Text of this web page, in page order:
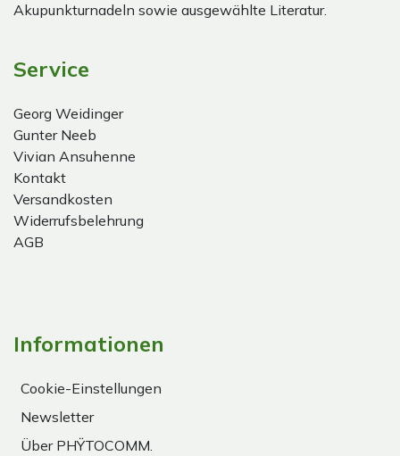
Akupunkturnadeln sowie ausgewählte Literatur.
Service
Georg Weidinger
Gunter Neeb
Vivian Ansuhenne
Kontakt
Versandkosten
Widerrufsbelehrung
AGB
Informationen
Cookie-Einstellungen
Newsletter
Über PHŸTOCOMM.